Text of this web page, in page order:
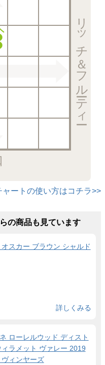
リッチ＆フルーティー
ャートの使い方はコチラ>>
の商品も見ています
スカー ブラウン シャルド
詳しくみる
ローレルウッド ディスト
ィラメット ヴァレー 2019
ィンヤーズ